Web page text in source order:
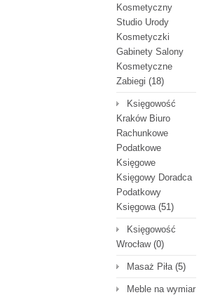
Kosmetyczny
Studio Urody
Kosmetyczki
Gabinety Salony
Kosmetyczne
Zabiegi (18)
Księgowość
Kraków Biuro
Rachunkowe
Podatkowe
Księgowe
Księgowy Doradca
Podatkowy
Księgowa(51)
Księgowość
Wrocław(0)
Masaż Piła(5)
Meble na wymiar